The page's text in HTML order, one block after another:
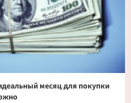
месяц для покупки